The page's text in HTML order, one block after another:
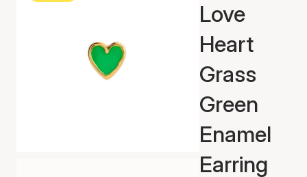
Love
Heart
Grass
Green
Enamel
Earring